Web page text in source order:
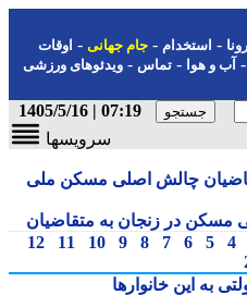
استخدام- جام جهانی-اوقات
و هوا-تماس-ویدئوهای ورزشی
07:19 | 1405/5/16
سرویسها
چالش اصلی مسکن ملی
5
6
7
8
9
10
11
12
این خانوارها